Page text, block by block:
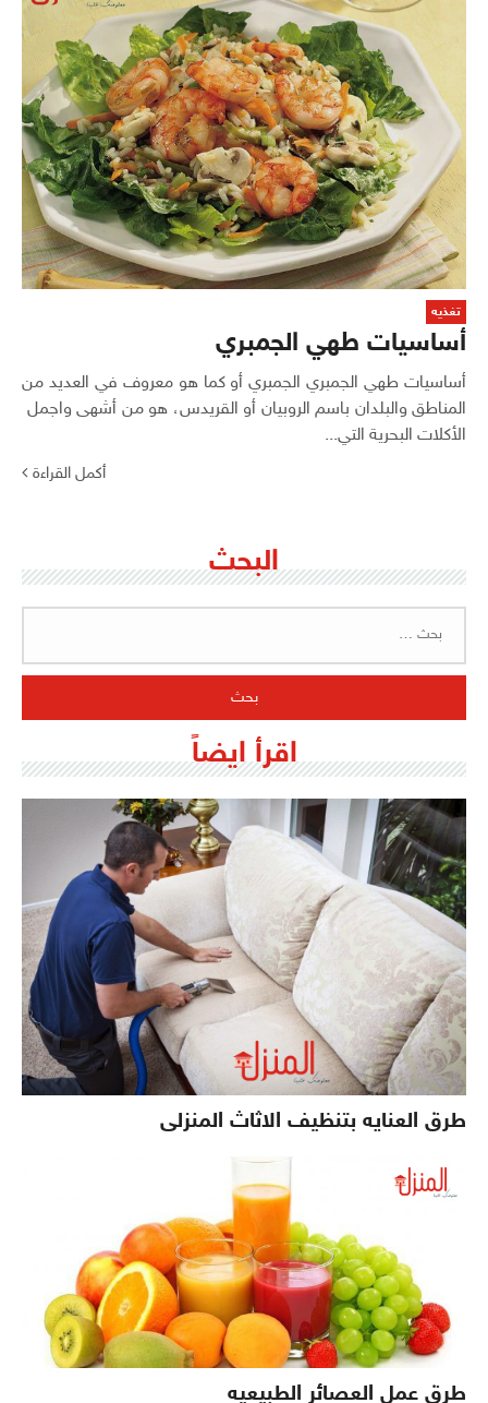
تغذيه
أساسيات طهي الجمبري
أساسيات طهي الجمبري الجمبري أو كما هو معروف في العديد من
المناطق والبلدان باسم الروبيان أو القريدس، هو من أشهى واجمل
الأكلات البحرية التي...
أكمل القراءة
البحث
اقرأ ايضاً
طرق العنايه بتنظيف الاثاث المنزلى
طرق عمل العصائر الطبيعيه